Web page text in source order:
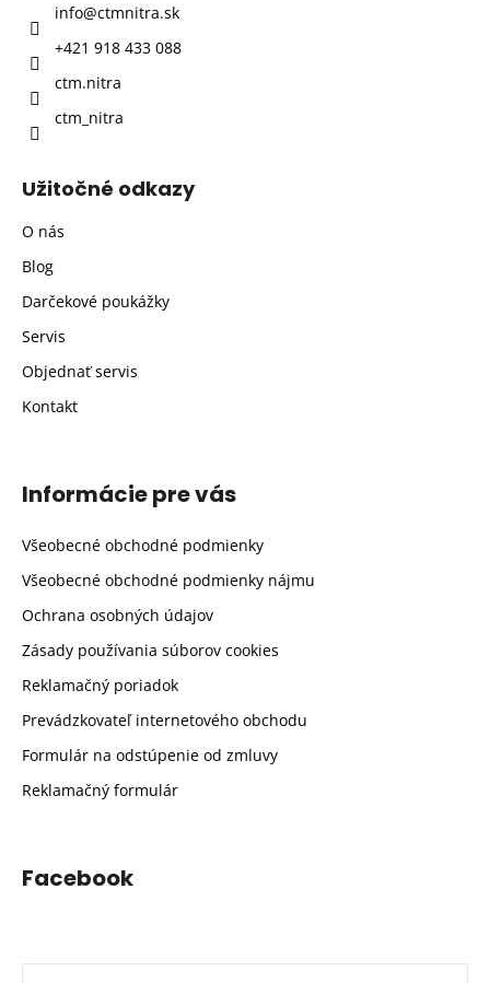
info@ctmnitra.sk
+421 918 433 088
ctm.nitra
ctm_nitra
Užitočné odkazy
O nás
Blog
Darčekové poukážky
Servis
Objednať servis
Kontakt
Informácie pre vás
Všeobecné obchodné podmienky
Všeobecné obchodné podmienky nájmu
Ochrana osobných údajov
Zásady používania súborov cookies
Reklamačný poriadok
Prevádzkovateľ internetového obchodu
Formulár na odstúpenie od zmluvy
Reklamačný formulár
Facebook